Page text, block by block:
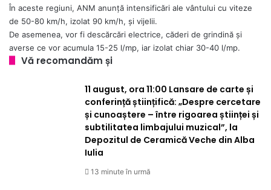
În aceste regiuni, ANM anunță intensificări ale vântului cu viteze
de 50-80 km/h, izolat 90 km/h, și vijelii.
De asemenea, vor fi descărcări electrice, căderi de grindină și
averse ce vor acumula 15-25 l/mp, iar izolat chiar 30-40 l/mp.
Vă recomandăm și
11 august, ora 11:00 Lansare de carte și
conferință științifică: „Despre cercetare
și cunoaștere – între rigoarea științei și
subtilitatea limbajului muzical”, la
Depozitul de Ceramică Veche din Alba
Iulia
13 minute în urmă